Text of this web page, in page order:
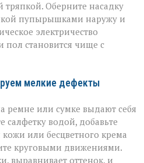
Оберните насадку
пупырышками наружу и
электричество
пол становится чище с
мелкие дефекты
ремне или сумке выдают себя
водой, добавьте
или бесцветного крема
круговыми движениями.
выравнивает оттенок, и